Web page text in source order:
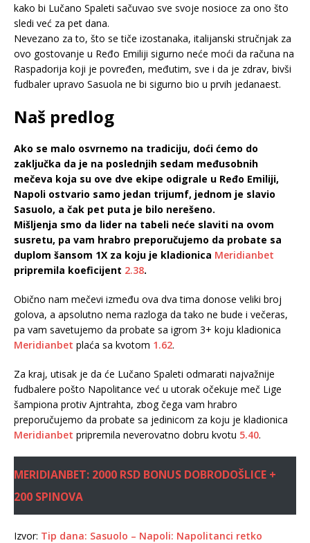
kako bi Lučano Spaleti sačuvao sve svoje nosioce za ono što
sledi već za pet dana.
Nevezano za to, što se tiče izostanaka, italijanski stručnjak za
ovo gostovanje u Ređo Emiliji sigurno neće moći da računa na
Raspadorija koji je povređen, međutim, sve i da je zdrav, bivši
fudbaler upravo Sasuola ne bi sigurno bio u prvih jedanaest.
Naš predlog
Ako se malo osvrnemo na tradiciju, doći ćemo do
zaključka da je na poslednjih sedam međusobnih
mečeva koja su ove dve ekipe odigrale u Ređo Emiliji,
Napoli ostvario samo jedan trijumf, jednom je slavio
Sasuolo, a čak pet puta je bilo nerešeno.
Mišljenja smo da lider na tabeli neće slaviti na ovom
susretu, pa vam hrabro preporučujemo da probate sa
duplom šansom 1X za koju je kladionica Meridianbet
pripremila koeficijent 2.38.
Obično nam mečevi između ova dva tima donose veliki broj
golova, a apsolutno nema razloga da tako ne bude i večeras,
pa vam savetujemo da probate sa igrom 3+ koju kladionica
Meridianbet plaća sa kvotom 1.62.
Za kraj, utisak je da će Lučano Spaleti odmarati najvažnije
fudbalere pošto Napolitance već u utorak očekuje meč Lige
šampiona protiv Ajntrahta, zbog čega vam hrabro
preporučujemo da probate sa jedinicom za koju je kladionica
Meridianbet pripremila neverovatno dobru kvotu 5.40.
MERIDIANBET: 2000 RSD BONUS DOBRODOŠLICE +
200 SPINOVA
Izvor: Tip dana: Sasuolo – Napoli: Napolitanci retko